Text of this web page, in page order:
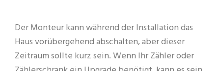
Der Monteur kann während der Installation das
Haus vorübergehend abschalten, aber dieser
Zeitraum sollte kurz sein. Wenn Ihr Zähler oder